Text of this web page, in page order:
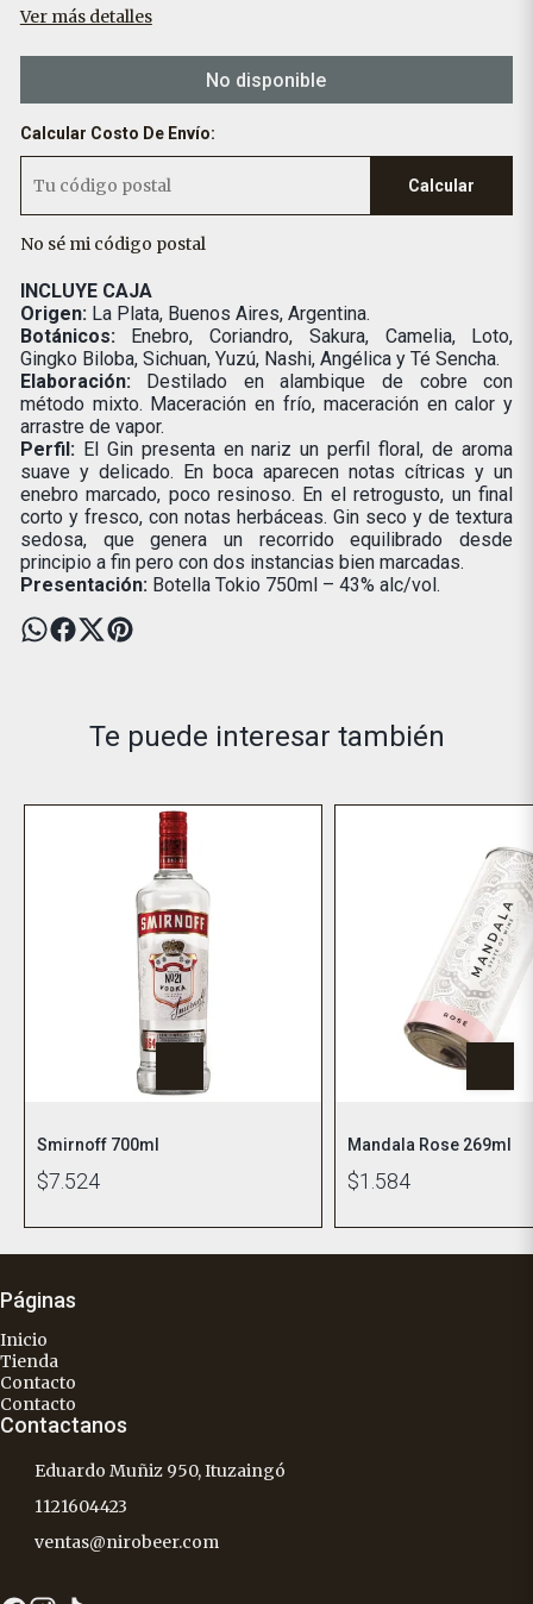
Ver más detalles
No disponible
Calcular Costo De Envío:
Calcular
No sé mi código postal
INCLUYE CAJA
Origen:La Plata, Buenos Aires, Argentina.
Botánicos:Enebro, Coriandro, Sakura, Camelia, Loto,
Gingko Biloba, Sichuan, Yuzú, Nashi, Angélica y Té Sencha.
Elaboración:Destilado en alambique de cobre con
método mixto. Maceración en frío, maceración en calor y
arrastre de vapor.
Perfil:El Gin presenta en nariz un perfil floral, de aroma
suave y delicado. En boca aparecen notas cítricas y un
enebro marcado, poco resinoso. En el retrogusto, un final
corto y fresco, con notas herbáceas. Gin seco y de textura
sedosa, que genera un recorrido equilibrado desde
principio a fin pero con dos instancias bien marcadas.
Presentación:Botella Tokio 750ml – 43% alc/vol.
Te puede interesar también
Smirnoff 700ml
$7.524
Mandala Rose 269ml
$1.584
Páginas
Inicio
Tienda
Contacto
Contacto
Contactanos
Eduardo Muñiz 950, Ituzaingó
1121604423
ventas@nirobeer.com